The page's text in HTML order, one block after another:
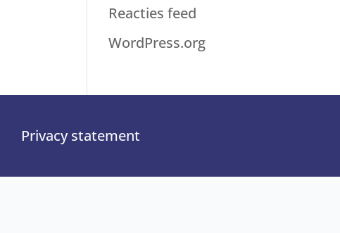
Reacties feed
WordPress.org
Privacy statement